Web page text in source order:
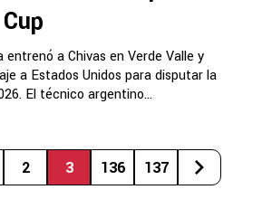
entrenó a Chivas en Verde Valle y
a Estados Unidos para disputar la
El técnico argentino...
2 3 136 137